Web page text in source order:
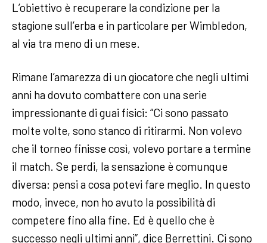
L’obiettivo è recuperare la condizione per la
stagione sull’erba e in particolare per Wimbledon,
al via tra meno di un mese.
Rimane l’amarezza di un giocatore che negli ultimi
anni ha dovuto combattere con una serie
impressionante di guai fisici: “Ci sono passato
molte volte, sono stanco di ritirarmi. Non volevo
che il torneo finisse così, volevo portare a termine
il match. Se perdi, la sensazione è comunque
diversa: pensi a cosa potevi fare meglio. In questo
modo, invece, non ho avuto la possibilità di
competere fino alla fine. Ed è quello che è
successo negli ultimi anni”, dice Berrettini. Ci sono